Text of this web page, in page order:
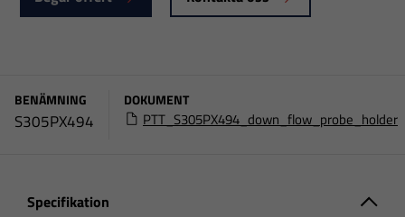
BENÄMNING
S305PX494
DOKUMENT
PTT_S305PX494_down_flow_probe_holder
Specifikation